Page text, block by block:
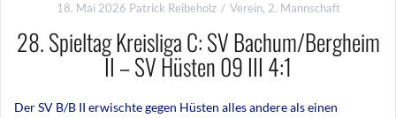
18. Mai 2026 Patrick Reibeholz Verein, 2. Mannschaft
28. Spieltag Kreisliga C: SV Bachum/Bergheim
II – SV Hüsten 09 III 4:1
Der SV B/B II erwischte gegen Hüsten alles andere als einen